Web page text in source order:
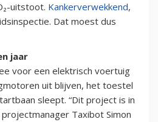
uitstoot. Kankerverwekkend,
Dat moest dus
jaar
voor een elektrisch voertuig
uit blijven, het toestel
sleept. “Dit project is in
Taxibot Simon